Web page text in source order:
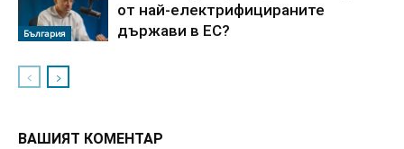
България
от най-електрифицираните
държави в ЕС?
ВАШИЯТ КОМЕНТАР